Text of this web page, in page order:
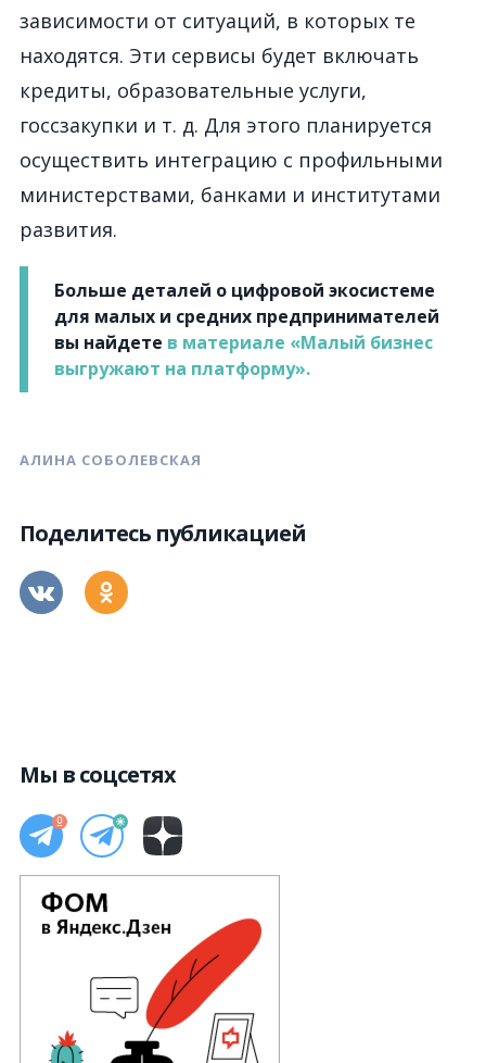
зависимости от ситуаций, в которых те
находятся. Эти сервисы будет включать
кредиты, образовательные услуги,
госсзакупки и т. д. Для этого планируется
осуществить интеграцию с профильными
министерствами, банками и институтами
развития.
Больше деталей о цифровой экосистеме
для малых и средних предпринимателей
вы найдете в материале «Малый бизнес
выгружают на платформу».
АЛИНА СОБОЛЕВСКАЯ
Поделитесь публикацией
Мы в соцсетях